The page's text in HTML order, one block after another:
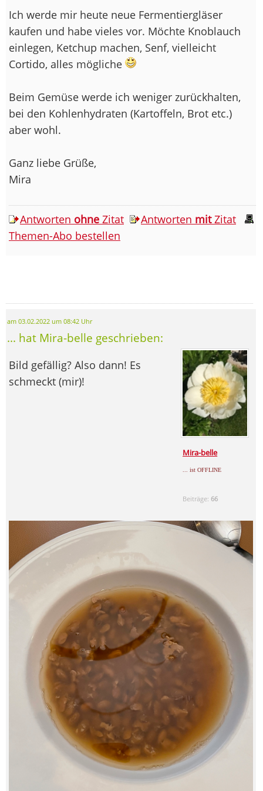
Ich werde mir heute neue Fermentiergläser
kaufen und habe vieles vor. Möchte Knoblauch
einlegen, Ketchup machen, Senf, vielleicht
Cortido, alles mögliche
Beim Gemüse werde ich weniger zurückhalten,
bei den Kohlenhydraten (Kartoffeln, Brot etc.)
aber wohl.
Ganz liebe Grüße,
Mira
Antworten ohne Zitat Antworten mitZitat
Themen-Abo bestellen
am 03.02.2022 um 08:42 Uhr
... hat Mira-belle geschrieben:
Mira-belle
... ist OFFLINE
Beiträge: 66
Bild gefällig? Also dann! Es
schmeckt (mir)!